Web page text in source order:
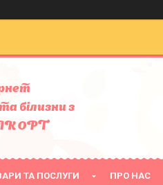
білизни з
OPT
ТА ПОСЛУГИ ПРО НАС